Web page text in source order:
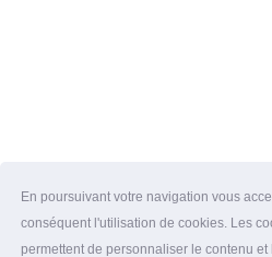
En poursuivant votre navigation vous
conséquent l'utilisation de cookies. Les
permettent de personnaliser le contenu